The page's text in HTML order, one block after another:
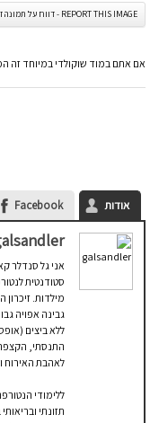
REPORT THIS IMAGE - דווח על תמונה זו
אם אתם במוד שוקולדי במיוחד זה
אודות Facebook
סטודנטית
גבינה אפויה
ללא ביצים
התנסתי,
לאהבת האירוח
ללימודי
תזונתי